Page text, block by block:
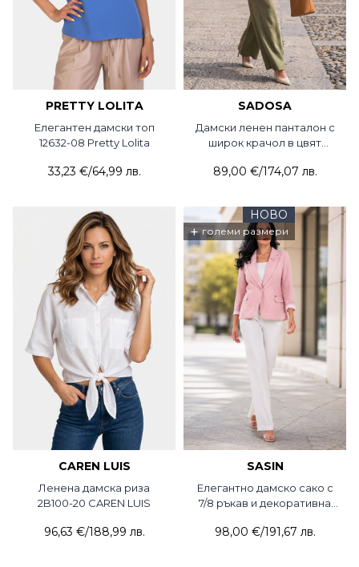
PRETTY LOLITA
Елегантен дамски топ
12632-08 Pretty Lolita
33,23 €/64,99 лв.
SADOSA
Дамски ленен панталон с
широк крачол в цвят
89,00 €/174,07 лв.
CAREN LUIS
Ленена дамска риза
2B100-20 CAREN LUIS
96,63 €/188,99 лв.
НОВО
+ големи размери
SASIN
Елегантно дамско сако с
7/8 ръкав и декоративна
98,00 €/191,67 лв.